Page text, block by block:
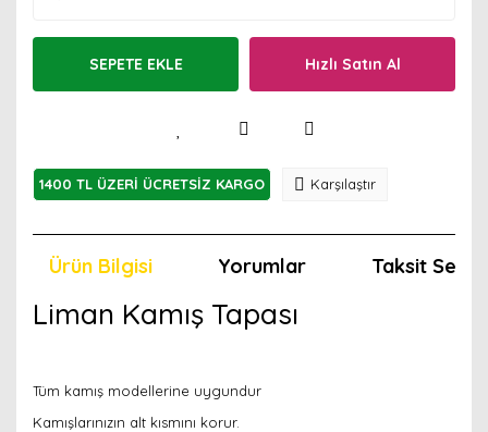
SEPETE EKLE Hızlı Satın Al
1400 TL ÜZERİ ÜCRETSİZ KARGO Karşılaştır
Ürün Bilgisi Yorumlar Taksit
Liman Kamış Tapası
Tüm kamış modellerine uygundur
Kamışlarınızın alt kısmını korur.